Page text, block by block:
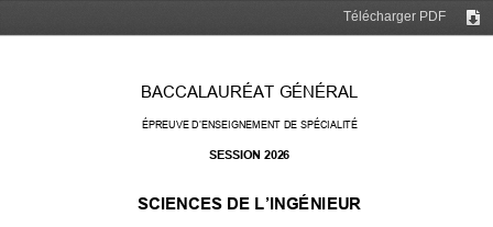
Télécharger PDF
BACCALAURÉAT GÉNÉRAL
ÉPREUVE D’ENSEIGNEMENT DE SPÉCIALITÉ
SESSION 2026
SCIENCES DE L’INGÉNIEUR